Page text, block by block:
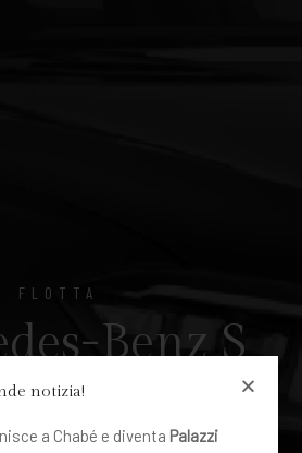
FLOTTA
Benz S
Class
notizia!
a Chabé e diventa Palazzi